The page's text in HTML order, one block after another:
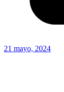
21 mayo, 2024